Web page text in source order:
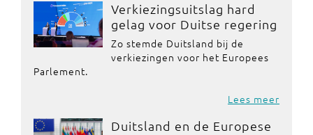
Verkiezingsuitslag hard
gelag voor Duitse regering
Zo stemde Duitsland bij de
verkiezingen voor het Europees
Parlement.
Lees meer
Duitsland en de Europese